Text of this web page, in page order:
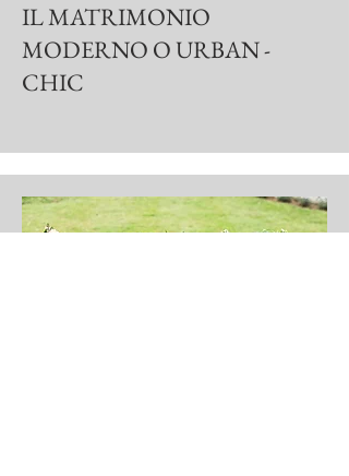
IL MATRIMONIO
MODERNO O URBAN -
CHIC